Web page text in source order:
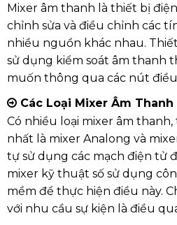
Mixer âm thanh là thiết bị
chỉnh sửa và điều chỉnh các
nhiều nguồn khác nhau.
sử dụng kiểm soát âm thanh
muốn thông qua các nút
Các Loại Mixer Âm Thanh
Có nhiều loại mixer âm
nhất là mixer Analong và
tự sử dụng các mạch điện tử
mixer kỹ thuật số sử dụng
mềm để thực hiện điều này.
với nhu cầu sự kiện là điều